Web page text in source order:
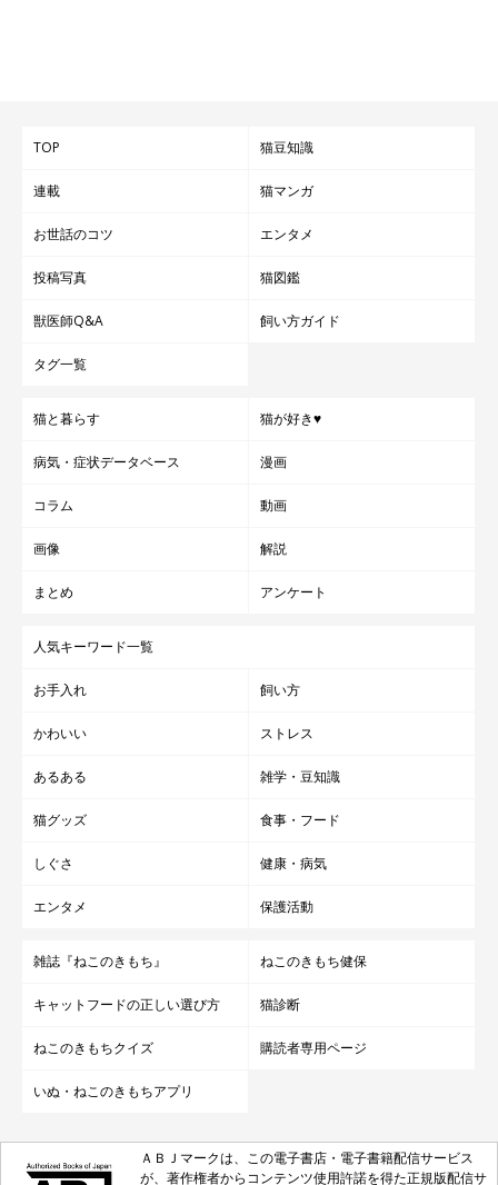
TOP 猫豆知識
連載 猫マンガ
お世話のコツ エンタメ
投稿写真 猫図鑑
獣医師Q&A 飼い方ガイド
タグ一覧
猫と暮らす 猫が好き♥
病気・症状データベース 漫画
コラム 動画
画像 解説
まとめ アンケート
人気キーワード一覧
お手入れ 飼い方
かわいい ストレス
あるある 雑学・豆知識
猫グッズ 食事・フード
しぐさ 健康・病気
エンタメ 保護活動
雑誌『ねこのきもち』 ねこのきもち健保
キャットフードの正しい選び方 猫診断
ねこのきもちクイズ 購読者専用ページ
いぬ・ねこのきもちアプリ
ＡＢＪマークは、この電子書店・電子書籍配信サービス
が、著作権者からコンテンツ使用許諾を得た正規版配信サ